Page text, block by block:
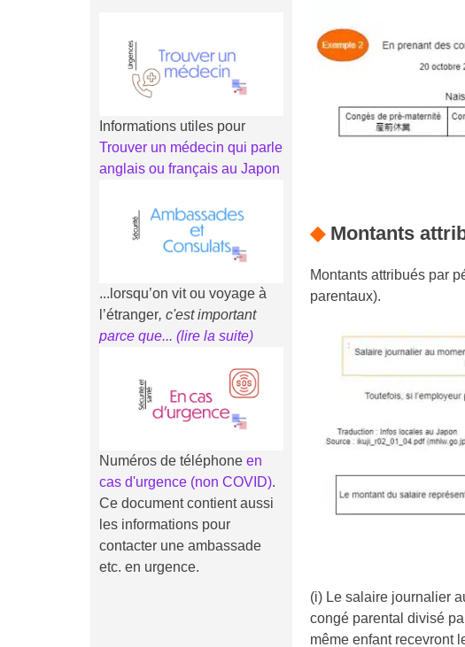
Informations utiles pour
Trouver un médecin qui parle
anglais ou français au Japon
...lorsqu’on vit ou voyage à
l’étranger, c'est important
parce que... (lire la suite)
Numéros de téléphone en
cas d'urgence (non COVID).
Ce document contient aussi
les informations pour
contacter une ambassade
etc. en urgence.
◆Montants
Montants attribués par
parentaux).
(i) Le salaire journalier
congé parental divisé
même enfant recevront